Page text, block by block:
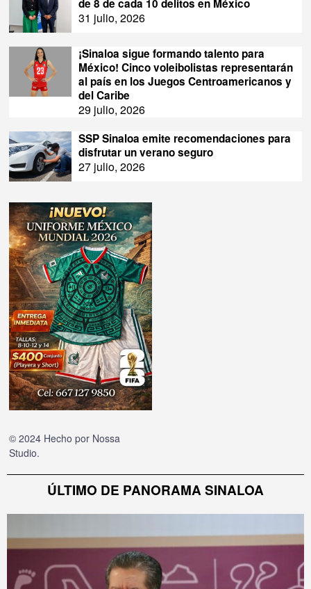
de 8 de cada 10 delitos en México
31 julio, 2026
¡Sinaloa sigue formando talento para
México! Cinco voleibolistas representarán
al país en los Juegos Centroamericanos y
del Caribe
29 julio, 2026
SSP Sinaloa emite recomendaciones para
disfrutar un verano seguro
27 julio, 2026
© 2024 Hecho por Nossa
Studio.
ÚLTIMO DE PANORAMA SINALOA